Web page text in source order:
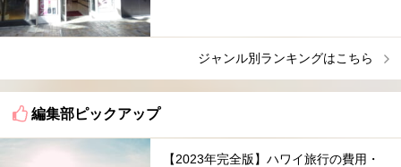
ジャンル別ランキングはこちら
編集部ピックアップ
【2023年完全版】ハワイ旅行の費用・